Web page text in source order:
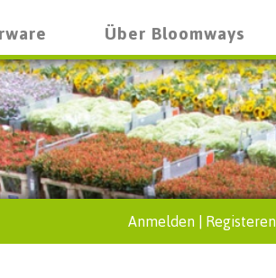
Über Bloomways
Anmelden Registeren